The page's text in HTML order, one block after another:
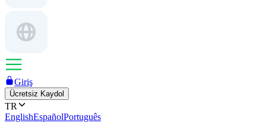
Giriş
Ücretsiz Kaydol
TR
EnglishEspañolPortuguês